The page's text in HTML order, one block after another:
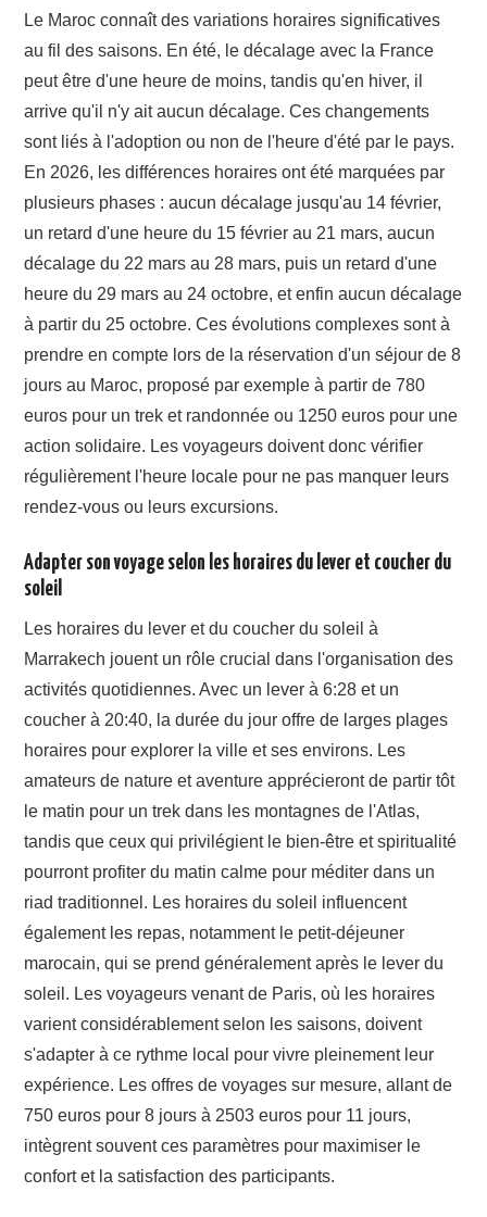
Le Maroc connaît des variations horaires significatives
au fil des saisons. En été, le décalage avec la France
peut être d'une heure de moins, tandis qu'en hiver, il
arrive qu'il n'y ait aucun décalage. Ces changements
sont liés à l'adoption ou non de l'heure d'été par le pays.
En 2026, les différences horaires ont été marquées par
plusieurs phases : aucun décalage jusqu'au 14 février,
un retard d'une heure du 15 février au 21 mars, aucun
décalage du 22 mars au 28 mars, puis un retard d'une
heure du 29 mars au 24 octobre, et enfin aucun décalage
à partir du 25 octobre. Ces évolutions complexes sont à
prendre en compte lors de la réservation d'un séjour de 8
jours au Maroc, proposé par exemple à partir de 780
euros pour un trek et randonnée ou 1250 euros pour une
action solidaire. Les voyageurs doivent donc vérifier
régulièrement l'heure locale pour ne pas manquer leurs
rendez-vous ou leurs excursions.
Adapter son voyage selon les horaires du lever et coucher du
soleil
Les horaires du lever et du coucher du soleil à
Marrakech jouent un rôle crucial dans l'organisation des
activités quotidiennes. Avec un lever à 6:28 et un
coucher à 20:40, la durée du jour offre de larges plages
horaires pour explorer la ville et ses environs. Les
amateurs de nature et aventure apprécieront de partir tôt
le matin pour un trek dans les montagnes de l'Atlas,
tandis que ceux qui privilégient le bien-être et spiritualité
pourront profiter du matin calme pour méditer dans un
riad traditionnel. Les horaires du soleil influencent
également les repas, notamment le petit-déjeuner
marocain, qui se prend généralement après le lever du
soleil. Les voyageurs venant de Paris, où les horaires
varient considérablement selon les saisons, doivent
s'adapter à ce rythme local pour vivre pleinement leur
expérience. Les offres de voyages sur mesure, allant de
750 euros pour 8 jours à 2503 euros pour 11 jours,
intègrent souvent ces paramètres pour maximiser le
confort et la satisfaction des participants.